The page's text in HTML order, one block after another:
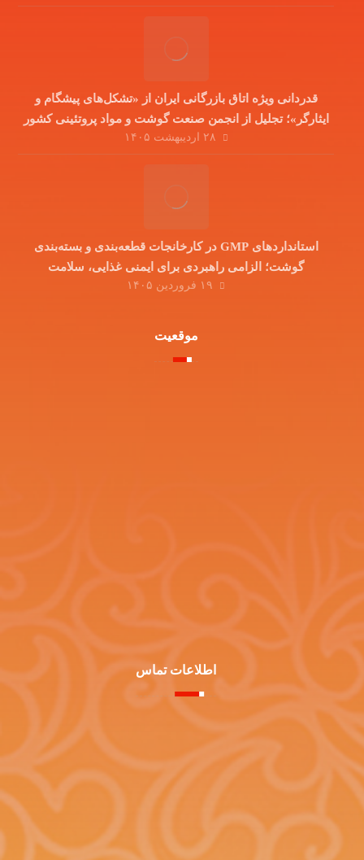
قدردانی ویژه اتاق بازرگانی ایران از «تشکل‌های پیشگام و
ایثارگر»؛ تجلیل از انجمن صنعت گوشت و مواد پروتئینی کشور
در دوران جنگ تحمیلی
۲۸ اردیبهشت ۱۴۰۵
استانداردهای GMP در کارخانجات قطعه‌بندی و بسته‌بندی
گوشت؛ الزامی راهبردی برای ایمنی غذایی، سلامت
مصرف‌کننده و توسعه صادرات
۱۹ فروردین ۱۴۰۵
موقعیت
اطلاعات تماس
تــهــران - خـیـابـان ســتـارخــان بین خیابان شـادمـهـر و
بـهـبـودی خیابان شهید نجاری - کوچه فرحزاد پلاک8 واحد16